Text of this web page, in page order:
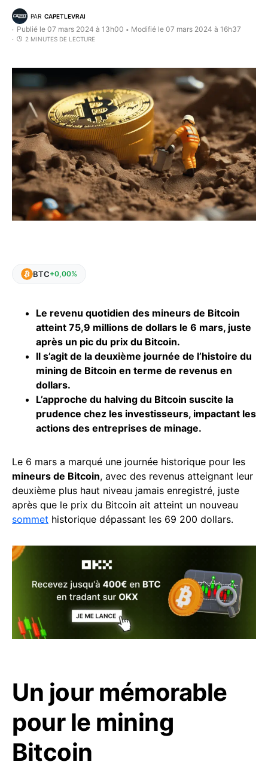
PAR CAPETLEVRAI
Publié le 07 mars 2024 à 13h00 • Modifié le 07 mars 2024 à 16h37
2 MINUTES DE LECTURE
BTC+0,00%
Le revenu quotidien des mineurs de Bitcoin
atteint 75,9 millions de dollars le 6 mars, juste
après un pic du prix du Bitcoin.
Il s’agit de la deuxième journée de l’histoire du
mining de Bitcoin en terme de revenus en
dollars.
L’approche du halving du Bitcoin suscite la
prudence chez les investisseurs, impactant les
actions des entreprises de minage.
Le 6 mars a marqué une journée historique pour les
mineurs de Bitcoin, avec des revenus atteignant leur
deuxième plus haut niveau jamais enregistré, juste
après que le prix du Bitcoin ait atteint un nouveau
sommet historique dépassant les 69 200 dollars.
Un jour mémorable
pour le mining
Bitcoin